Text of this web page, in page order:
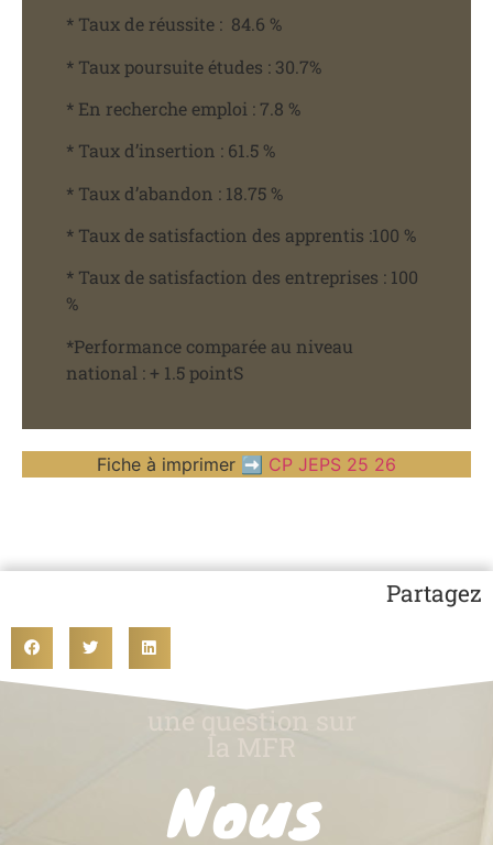
* Taux de réussite : 84.6 %
* Taux poursuite études : 30.7%
* En recherche emploi : 7.8 %
* Taux d’insertion : 61.5 %
* Taux d’abandon : 18.75 %
* Taux de satisfaction des apprentis :100 %
* Taux de satisfaction des entreprises : 100
%
*Performance comparée au niveau
national : + 1.5 pointS
Fiche à imprimer ➡️ CP JEPS 25 26
Partagez
une question sur
Nous